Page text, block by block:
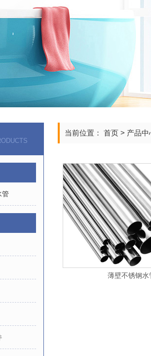
管
当前位置： 首页 > 产品中
薄壁不锈钢水